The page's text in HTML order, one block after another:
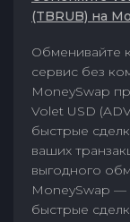
(TBRUB) на
Обменивайте
сервис без
MoneySwap
Volet USD
быстрые
ваших
выгодного
MoneySwap —
быстрые